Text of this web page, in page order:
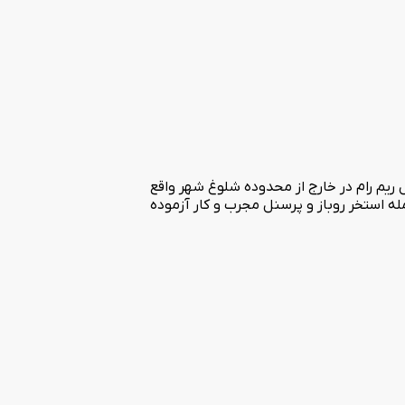
دو طبقه پراکنده شده اند. هتل ریم رام در خارج از محدوده شلوغ شهر واقع
از جمله استخر روباز و پرسنل مجرب و کار آزموده